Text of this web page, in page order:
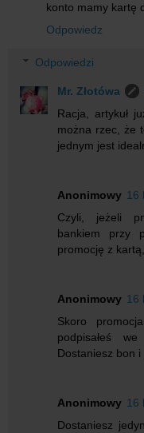
konto mamy kartę
Odpowiedz
Odpowiedzi
Mr. Złotówa
Racja, artykuł
można rzec, że
jednym jest
Anonimowy 16
Czyli, jeżeli
bankiem przy
promocję z
Anonimowy 16
Skoro
podpisałeś
Dostaniesz bon i
Anonimowy 16
Dostaniesz